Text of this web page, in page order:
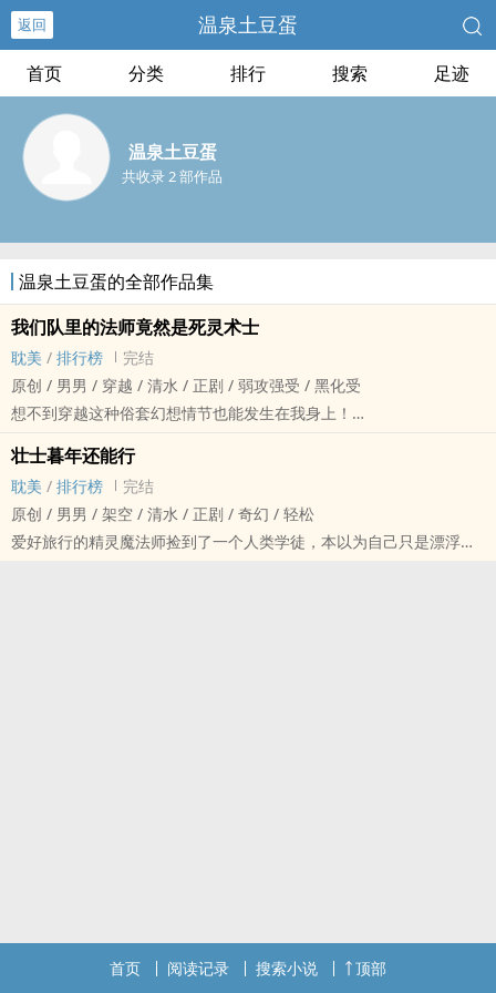
返回 温泉土豆蛋
首页 分类 排行 搜索 足迹
温泉土豆蛋
共收录 2 部作品
温泉土豆蛋的全部作品集
我们队里的法师竟然是死灵术士
耽美 / 排行榜
完结
原创 / 男男 / 穿越 / 清水 / 正剧 / 弱攻强受 / 黑化受
想不到穿越这种俗套幻想情节也能发生在我身上！
师！
“看什幺看，你也是魔法师。”
还没等我沾沾自喜，面前降临的怪物就打破了我对未来的一切畅想。
“救、救命啊——”
壮士暮年还能行
耽美 / 排行榜
完结
原创 / 男男 / 架空 / 清水 / 正剧 / 奇幻 / 轻松
爱好旅行的精灵魔法师捡到了一个人类学徒，本以为自己只是漂浮在
首页 阅读记录 搜索小说 顶部